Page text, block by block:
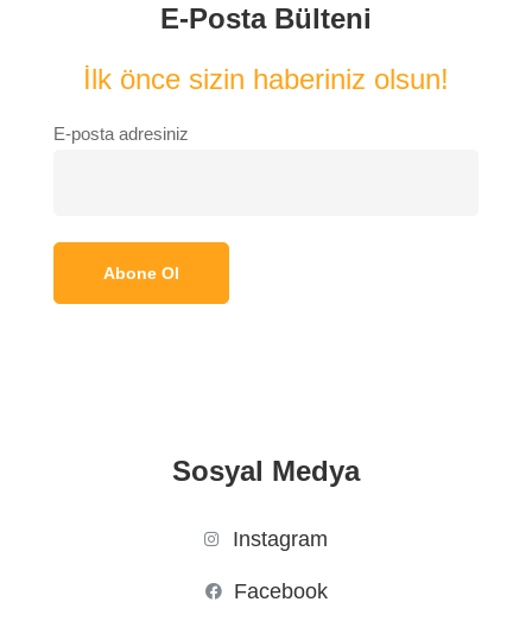
E-Posta Bülteni
İlk önce sizin haberiniz olsun!
E-posta adresiniz
Sosyal Medya
Instagram
Facebook